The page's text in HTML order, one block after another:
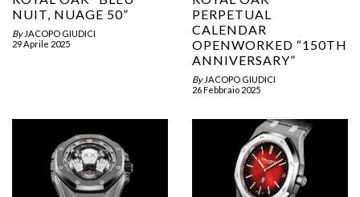
NUIT, NUAGE 50”
By JACOPO GIUDICI
29 Aprile 2025
PERPETUAL
CALENDAR
OPENWORKED “150TH
ANNIVERSARY”
By JACOPO GIUDICI
26 Febbraio 2025